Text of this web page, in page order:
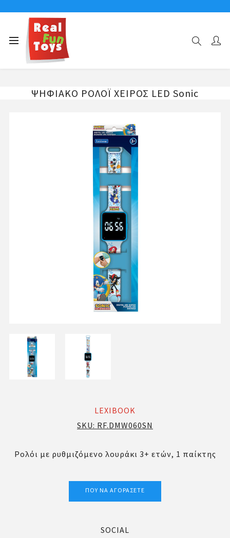
Αρχική σελίδα
ΨΗΦΙΑΚΟ ΡΟΛΟΪ ΧΕΙΡΟΣ LED Sonic
ΨΗΦΙΑΚΟ ΡΟΛΟΪ ΧΕΙΡΟΣ LED Sonic
LEXIBOOK
SKU: RF.DMW060SN
Ρολόι με ρυθμιζόμενο λουράκι 3+ ετών, 1 παίκτης
ΠΟΎ ΝΑ ΑΓΟΡΆΣΕΤΕ
SOCIAL